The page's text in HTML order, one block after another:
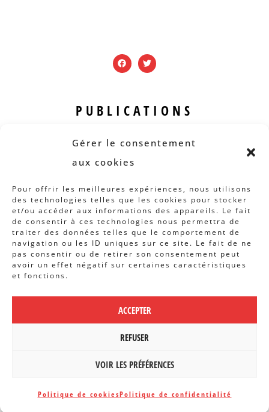
Gérer le consentement
aux cookies
Pour offrir les meilleures expériences, nous utilisons
des technologies telles que les cookies pour stocker
et/ou accéder aux informations des appareils. Le fait
de consentir à ces technologies nous permettra de
traiter des données telles que le comportement de
navigation ou les ID uniques sur ce site. Le fait de ne
pas consentir ou de retirer son consentement peut
avoir un effet négatif sur certaines caractéristiques
et fonctions.
ACCEPTER
REFUSER
VOIR LES PRÉFÉRENCES
Politique de cookiesPolitique de confidentialité
PUBLICATIONS
Revue B.I.S.
Rapports et analyses
Articles
AUTRES INFOS
Actions
Concertation
Archives
POLITIQUE DE CONFIDENTIALITÉ|
CBCS ASBL | WEBDESIGN PAR
BANLIEUES ASBL